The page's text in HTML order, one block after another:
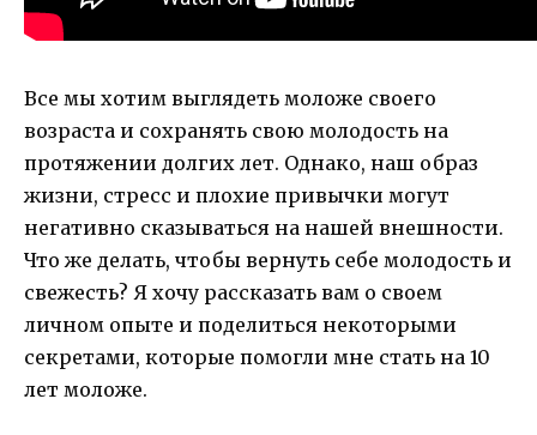
Все мы хотим выглядеть моложе своего
возраста и сохранять свою молодость на
протяжении долгих лет. Однако, наш образ
жизни, стресс и плохие привычки могут
негативно сказываться на нашей внешности.
Что же делать, чтобы вернуть себе молодость и
свежесть? Я хочу рассказать вам о своем
личном опыте и поделиться некоторыми
секретами, которые помогли мне стать на 10
лет моложе.